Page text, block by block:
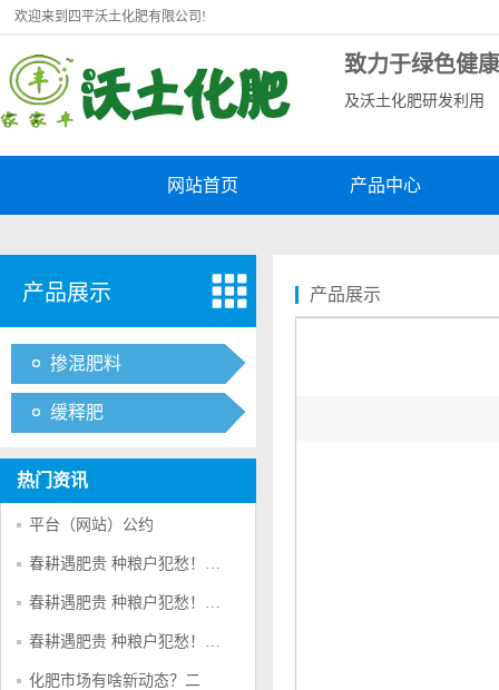
欢迎来到四平沃土化肥有限公司!
致力于绿色健
及沃土化肥研发利用
网站首页 产品中心
产品展示
掺混肥料
缓释肥
热门资讯
平台（网站）公约
春耕遇肥贵 种粮户犯愁！＂肥荒＂背后的原因是啥?三
春耕遇肥贵 种粮户犯愁！＂肥荒＂背后的原因是啥?二
春耕遇肥贵 种粮户犯愁！＂肥荒＂背后的原因是啥?
化肥市场有啥新动态？二
产品展示